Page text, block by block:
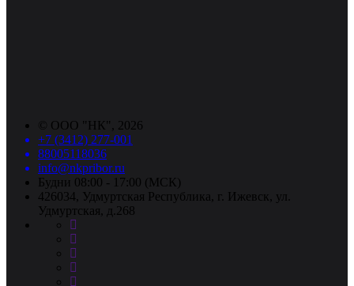
© ООО "НК", 2026
+7 (3412) 277-001
88005118036
info@nkpribor.ru
Будни 08:00 - 17:00 (МСК)
426034, Удмуртская Республика, г. Ижевск, ул.
Удмуртская, д.268